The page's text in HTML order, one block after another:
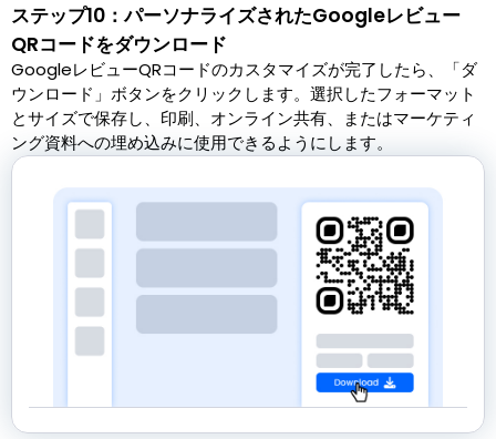
ステップ10：パーソナライズされたGoogleレビュー
QRコードをダウンロード
GoogleレビューQRコードのカスタマイズが完了したら、「ダ
ウンロード」ボタンをクリックします。選択したフォーマット
とサイズで保存し、印刷、オンライン共有、またはマーケティ
ング資料への埋め込みに使用できるようにします。